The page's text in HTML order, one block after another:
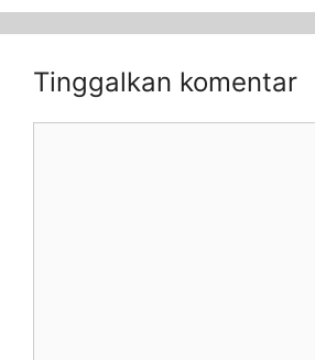
Tinggalkan komentar